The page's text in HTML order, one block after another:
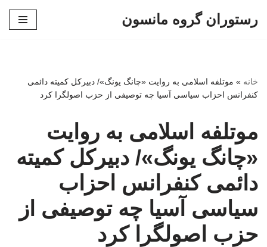
رستوران گروه مانسون
خانه » موتلفه اسلامی به روایت «چانگ یونگ»/ دبیرکل کمیته دائمی
کنفرانس احزاب سیاسی آسیا چه توصیفی از حزب اصولگرا کرد
موتلفه اسلامی به روایت
«چانگ یونگ»/ دبیرکل کمیته
دائمی کنفرانس احزاب
سیاسی آسیا چه توصیفی از
حزب اصولگرا کرد